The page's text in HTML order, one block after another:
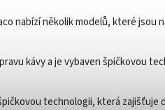
nabízí několik modelů, které jsou
kávy a je vybaven špičkovou
technologii, která zajišťuje